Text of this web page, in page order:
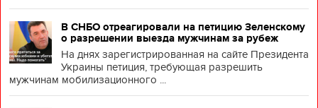
В СНБО отреагировали на петицию Зеленскому
о разрешении выезда мужчинам за рубеж
На днях зарегистрированная на сайте Президента
Украины петиция, требующая разрешить
мужчинам мобилизационного ...